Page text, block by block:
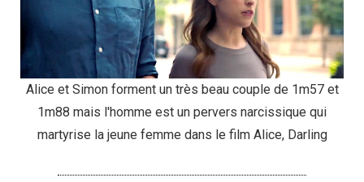
Alice et Simon forment un très beau couple de 1m57 et
1m88 mais l'homme est un pervers narcissique qui
martyrise la jeune femme dans le film Alice, Darling